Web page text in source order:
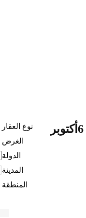
نوع العقار
الغرض
الدولة
المدينة
المنطقة